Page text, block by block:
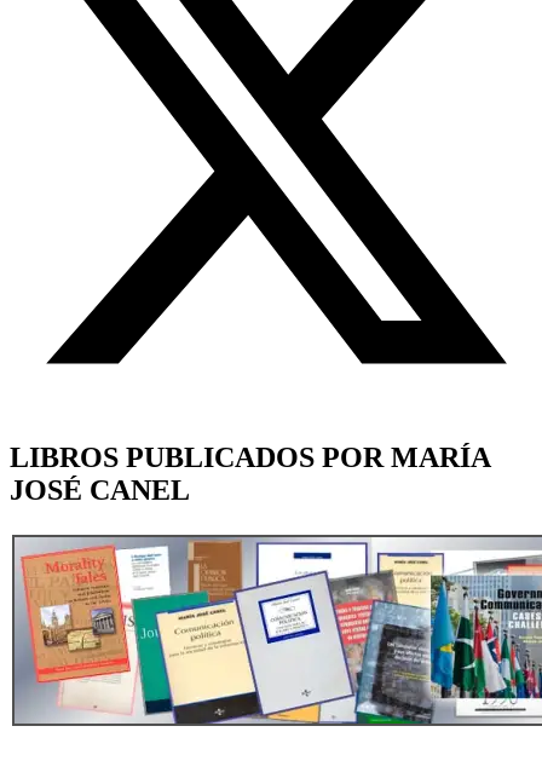
LIBROS PUBLICADOS POR MARÍA
JOSÉ CANEL